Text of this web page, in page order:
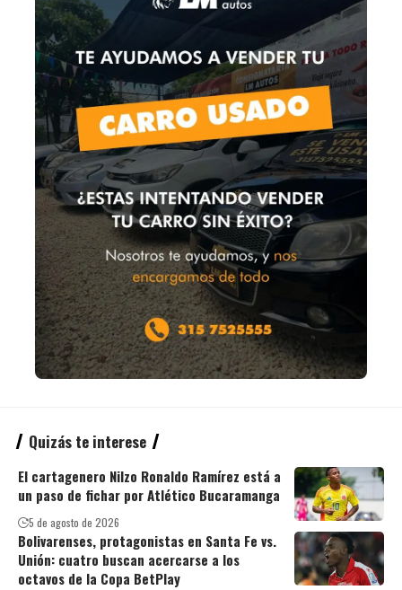
Quizás te interese
El cartagenero Nilzo Ronaldo Ramírez está a
un paso de fichar por Atlético Bucaramanga
5 de agosto de 2026
Bolivarenses, protagonistas en Santa Fe vs.
Unión: cuatro buscan acercarse a los
octavos de la Copa BetPlay